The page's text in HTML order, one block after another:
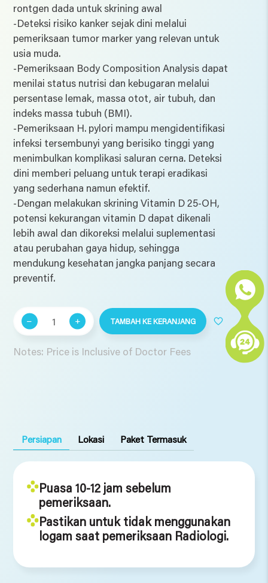
rontgen dada untuk skrining awal
-Deteksi risiko kanker sejak dini melalui
pemeriksaan tumor marker yang relevan untuk
usia muda.
-Pemeriksaan Body Composition Analysis dapat
menilai status nutrisi dan kebugaran melalui
persentase lemak, massa otot, air tubuh, dan
indeks massa tubuh (BMI).
-Pemeriksaan H. pylori mampu mengidentifikasi
infeksi tersembunyi yang berisiko tinggi yang
menimbulkan komplikasi saluran cerna. Deteksi
dini memberi peluang untuk terapi eradikasi
yang sederhana namun efektif.
-Dengan melakukan skrining Vitamin D 25-OH,
potensi kekurangan vitamin D dapat dikenali
lebih awal dan dikoreksi melalui suplementasi
atau perubahan gaya hidup, sehingga
mendukung kesehatan jangka panjang secara
preventif.
Kuantitas
Ultimate
(Perempuan
TAMBAH KE KERANJANG
Notes: Price is Inclusive of Doctor Fees
Persiapan Lokasi Paket Termasuk
Puasa 10-12 jam sebelum
pemeriksaan.
Pastikan untuk tidak menggunakan
logam saat pemeriksaan Radiologi.